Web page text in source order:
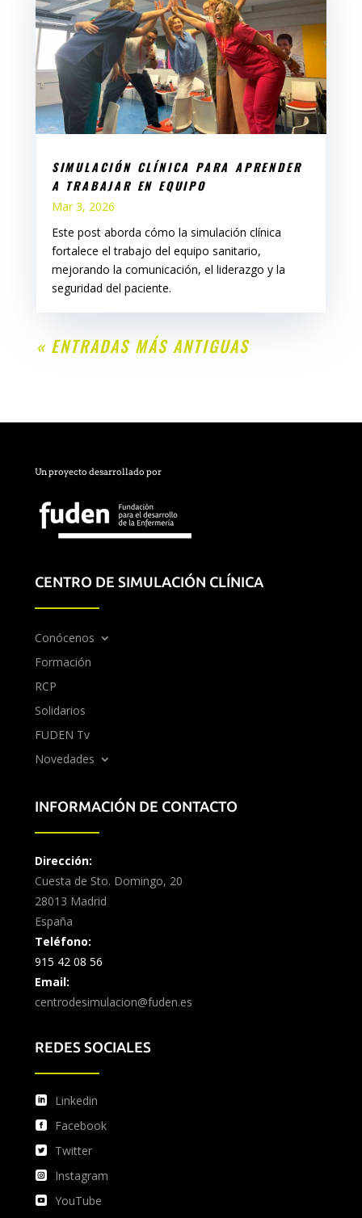
SIMULACIÓN CLÍNICA PARA APRENDER
A TRABAJAR EN EQUIPO
Mar 3, 2026
Este post aborda cómo la simulación clínica
fortalece el trabajo del equipo sanitario,
mejorando la comunicación, el liderazgo y la
seguridad del paciente.
« ENTRADAS MÁS ANTIGUAS
Un proyecto desarrollado por
CENTRO DE SIMULACIÓN CLÍNICA
Conócenos
Formación
RCP
Solidarios
FUDEN Tv
Novedades
INFORMACIÓN DE CONTACTO
Dirección:
Cuesta de Sto. Domingo, 20
28013 Madrid
España
Teléfono:
915 42 08 56
Email:
centrodesimulacion@fuden.es
REDES SOCIALES
Linkedin
Facebook
Twitter
Instagram
YouTube